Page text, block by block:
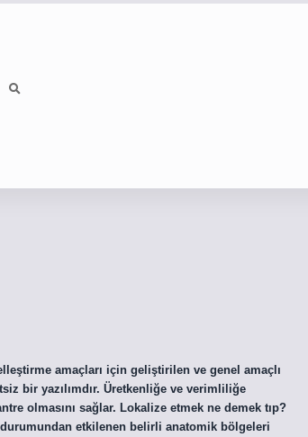
amaçları için geliştirilen ve genel amaçlı
bir yazılımdır. Üretkenliğe ve verimliliğe
olmasını sağlar. Lokalize etmek ne demek tıp?
etkilenen belirli anatomik bölgeleri